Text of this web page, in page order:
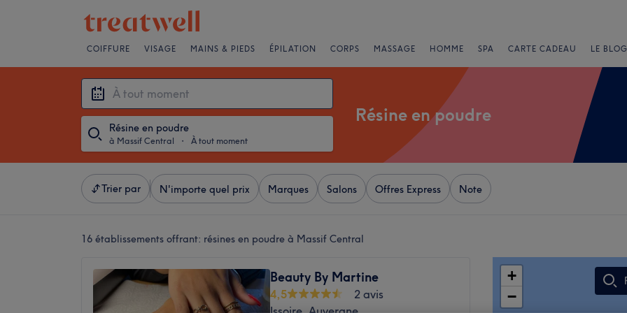
COIFFURE VISAGE MAINS & PIEDS ÉPILATION CORPS MASSAGE HOMME SPA CARTE CADEAU LE
Résine en poudre
à Massif Central ・ À tout moment
Résine en poudre
Trier par N'importe quel prix Marques Salons Offres Express Note
16 établissements offrant: résines en poudre à Massif Central
Beauty By Martine
4,5
2 avis
+
−